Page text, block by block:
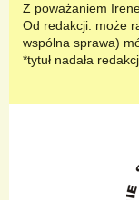
Z poważaniem
Od redakcji: może
wspólna sprawa)
*tytuł nadała